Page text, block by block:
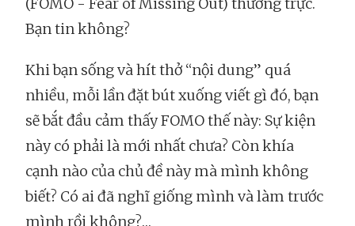
Bạn tin không?
Khi bạn sống và hít thở “nội dung” quá
nhiều, mỗi lần đặt bút xuống viết gì đó, bạn
sẽ bắt đầu cảm thấy FOMO thế này: Sự kiện
này có phải là mới nhất chưa? Còn khía
cạnh nào của chủ đề này mà mình không
biết? Có ai đã nghĩ giống mình và làm trước
mình rồi không?…